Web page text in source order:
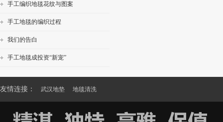
手工编织地毯花纹与图案
手工地毯的编织过程
我们的告白
手工地毯成投资“新宠”
友情连接： 武汉地垫 地毯清洗